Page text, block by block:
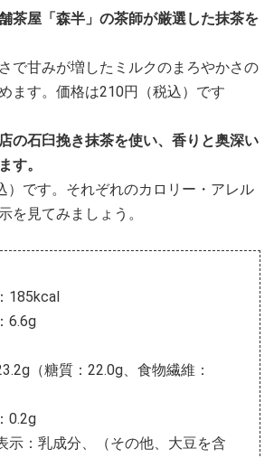
茶屋「森半」の茶師が厳選した抹茶を
で甘みが増したミルクのまろやかさの
ます。価格は210円（税込）です
の石臼挽き抹茶を使い、香りと奥深い
す。
）です。それぞれのカロリー・アレル
を見てみましょう。
185kcal
6.6g
（糖質：22.0g、食物繊維：
0.2g
示：乳成分、（その他、大豆を含